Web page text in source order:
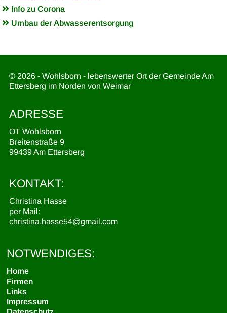
Info zu Corona
Umbau der Abwasserentsorgung
© 2026 - Wohlsborn - lebenswerter Ort der Gemeinde Am
Ettersberg im Norden von Weimar
ADRESSE
OT Wohlsborn
Breitenstraße 9
99439 Am Ettersberg
KONTAKT:
Christina Hasse
per Mail:
christina.hasse54@gmail.com
NOTWENDIGES:
Home
Firmen
Links
Impressum